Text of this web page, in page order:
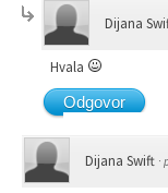
Dijana
Hvala
Odgovor
Dijana Swift ·